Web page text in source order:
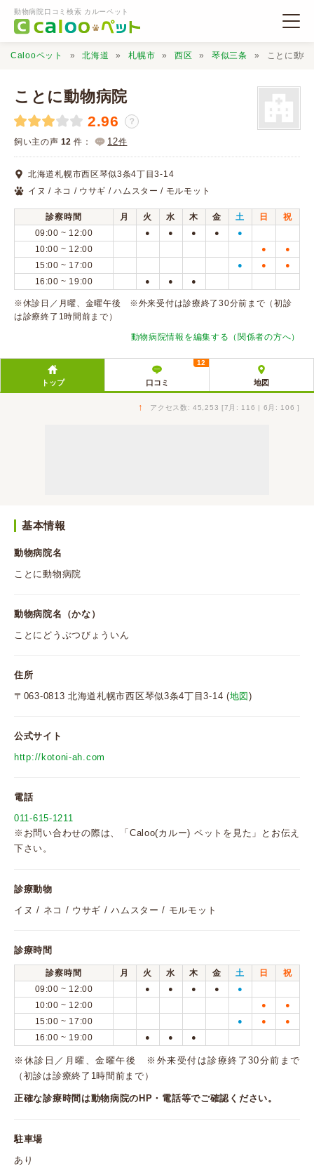
動物病院口コミ検索 カルーペット
動物病院検索
口コミ検索
Calooペットとは？
口コミ投稿
Calooペット 北海道 札幌市 西区 琴似三条 ことに動物
ことに動物病院
2.96 ？
飼い主の声 12 件： 12件
北海道札幌市西区琴似3条4丁目3-14
イヌ / ネコ / ウサギ / ハムスター / モルモット
診察時間 月 火 水 木 金 土 日
祝
09:00 ~ 12:00
● ● ● ● ●
10:00 ~ 12:00 ● ●
15:00 ~ 17:00 ● ● ●
16:00 ~ 19:00 ● ● ●
※休診日／月曜、金曜午後 ※外来受付は診療終了30分前まで（初診
は診療終了1時間前まで）
動物病院情報を編集する（関係者の方へ）
トップ 口コミ
12
地図
↑ アクセス数: 45,253 [7月: 116 | 6月: 106 ]
基本情報
動物病院名
ことに動物病院
動物病院名（かな）
ことにどうぶつびょういん
住所
〒063-0813 北海道札幌市西区琴似3条4丁目3-14 (地図)
公式サイト
http://kotoni-ah.com
電話
011-615-1211
※お問い合わせの際は、「Caloo(カルー) ペットを見た」とお伝え
下さい。
診療動物
イヌ / ネコ / ウサギ / ハムスター / モルモット
診療時間
診察時間 月 火 水 木 金 土 日
祝
09:00 ~ 12:00
● ● ● ● ●
10:00 ~ 12:00 ● ●
15:00 ~ 17:00 ● ● ●
16:00 ~ 19:00 ● ● ●
※休診日／月曜、金曜午後 ※外来受付は診療終了30分前まで
（初診は診療終了1時間前まで）
正確な診療時間は動物病院のHP・電話等でご確認ください。
駐車場
あり